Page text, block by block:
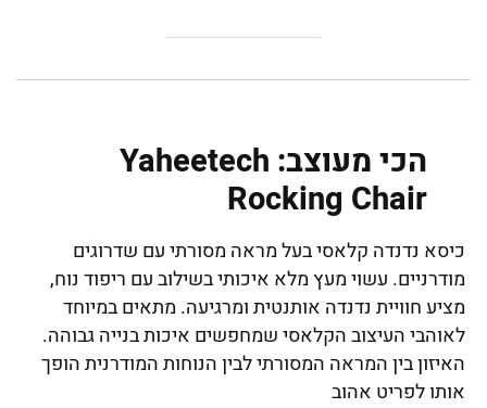
הכי מעוצב: Yaheetech
Rocking Chair
כיסא נדנדה קלאסי בעל מראה מסורתי עם שדרוגים
מודרניים. עשוי מעץ מלא איכותי בשילוב עם ריפוד נוח,
מציע חוויית נדנדה אותנטית ומרגיעה. מתאים במיוחד
לאוהבי העיצוב הקלאסי שמחפשים איכות בנייה גבוהה.
האיזון בין המראה המסורתי לבין הנוחות המודרנית הופך
אותו לפריט אהוב